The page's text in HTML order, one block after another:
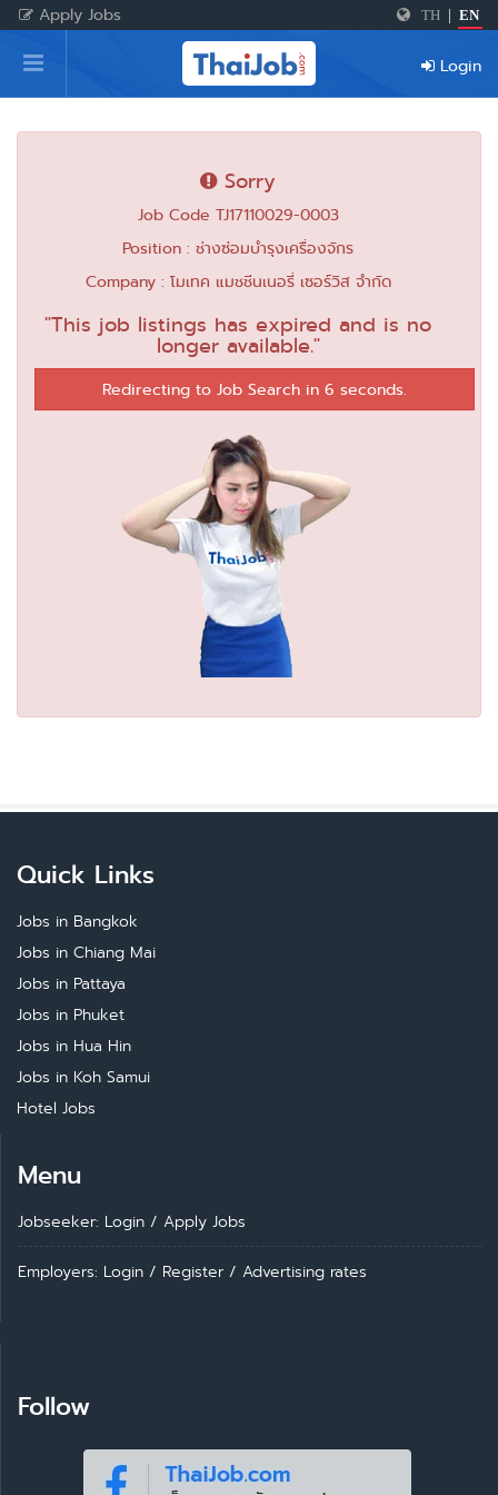
Apply Jobs TH EN
Home
Login
Register
For Employers
Login
Sorry
Job Code TJ17110029-0003
Position : ช่างซ่อมบำรุงเครื่องจักร
Company : โมเทค แมชชีนเนอรี่ เซอร์วิส จำกัด
"This job listings has expired and is no
longer available."
Redirecting to Job Search in 6 seconds.
Quick Links
Jobs in Bangkok
Jobs in Chiang Mai
Jobs in Pattaya
Jobs in Phuket
Jobs in Hua Hin
Jobs in Koh Samui
Hotel Jobs
Menu
Jobseeker: Login / Apply Jobs
Employers: Login / Register / Advertising rates
Follow